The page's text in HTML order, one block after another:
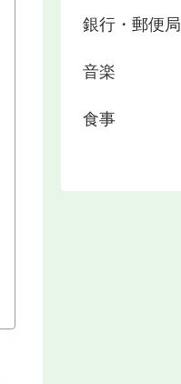
銀行・郵便局
音楽
食事